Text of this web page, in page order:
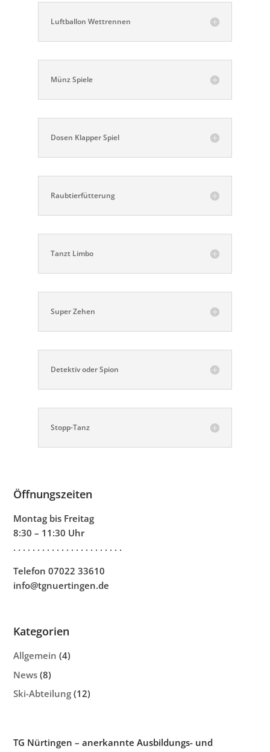
Luftballon Wettrennen
Münz Spiele
Dosen Klapper Spiel
Raubtierfütterung
Tanzt Limbo
Super Zehen
Detektiv oder Spion
Stopp-Tanz
Öffnungszeiten
Montag bis Freitag
8:30 – 11:30 Uhr
. . . . . . . . . . . . . . . . . . . . . . .
Telefon 07022 33610
info@tgnuertingen.de
Kategorien
Allgemein (4)
News (8)
Ski-Abteilung (12)
TG Nürtingen – anerkannte Ausbildungs- und